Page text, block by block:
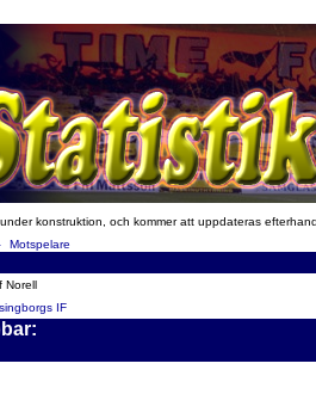
konstruktion, och kommer att uppdateras
Motspelare
Norell
IF